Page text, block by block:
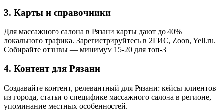
3. Карты и справочники
Для массажного салона в Рязани карты дают до 40%
локального трафика. Зарегистрируйтесь в 2ГИС, Zoon, Yell.ru.
Собирайте отзывы — минимум 15-20 для топ-3.
4. Контент для Рязани
Создавайте контент, релевантный для Рязани: кейсы клиентов
из города, статьи о специфике массажного салона в регионе,
упоминание местных особенностей.